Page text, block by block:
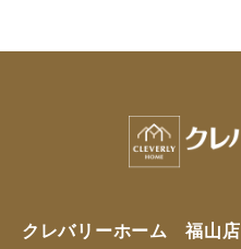
クレバリーホーム 福山店